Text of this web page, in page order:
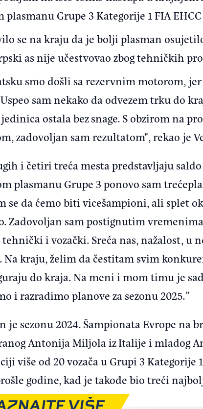
plasmanu Grupe 3 Kategorije 1 FIA
se na kraju da je bolji plasman
as nije učestvovao zbog tehničkih
smo došli sa rezervnim motorom,
sam nekako da odvezem trku do
ostala bez snage. S obzirom na
zadovoljan sam rezultatom", rekao je
i četiri treća mesta predstavljaju
plasmanu Grupe 3 ponovo sam
se da ćemo biti vicešampioni, ali splet
Zadovoljan sam postignutim
i vozački. Sreća nas, nažalost,
Na kraju, želim da čestitam svim
do kraja. Na meni i mom timu je
i razradimo planove za sezonu 2025.”
je sezonu 2024. Šampionata Evrope na
Antonija Miljola iz Italije i mladog
više od 20 vozača u Grupi 3 Kategorije
godine, kad je takođe bio treći